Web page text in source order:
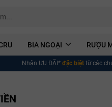
BIA NGOẠI RƯỢU
Nhận ƯU ĐÃI* đặc biệt từ các